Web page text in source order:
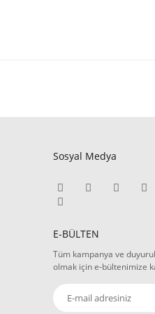
Sosyal Medya
E-BÜLTEN
Tüm kampanya ve
olmak için e-bültenimize